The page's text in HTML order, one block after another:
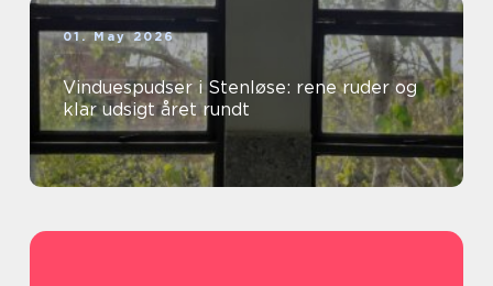
01. May 2026
Vinduespudser i Stenløse: rene ruder og
klar udsigt året rundt